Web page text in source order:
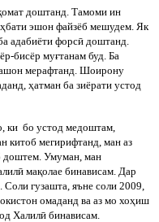
доштанд Тамоми ин
ҳбати эшон файзёб мешудем. Як
адабиёти форсӣ доштанд.
бисёр муғтанам буд. Ба
мерафтанд. Шоирону
ҳатман ба зиёрати устод
ки бо устод медоштам,
китоб мегирифтанд, ман аз
доштем. Умуман, ман
ӣ мақолае бинависам. Дар
гузашта, яъне соли 2009,
омаданд ва аз мо хоҳиш
Халилӣ бинависам.